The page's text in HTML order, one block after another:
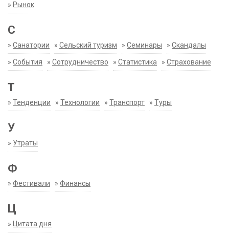
» Рынок
С
» Санатории » Сельский туризм » Семинары » Скандалы
» События » Сотрудничество » Статистика » Страхование
Т
» Тенденции » Технологии » Транспорт » Туры
У
» Утраты
Ф
» Фестивали » Финансы
Ц
» Цитата дня